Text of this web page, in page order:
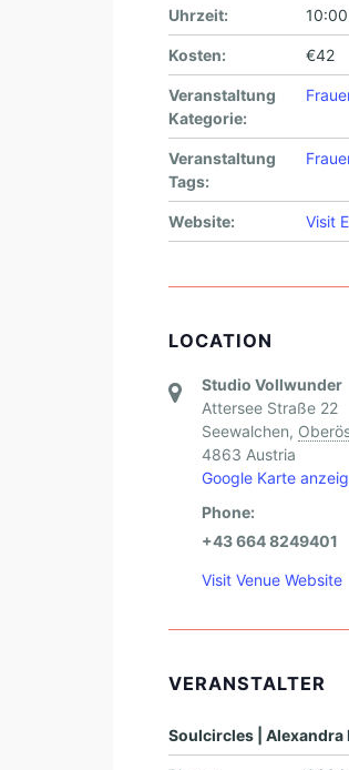
Uhrzeit:
Kosten: €42
Veranstaltung
Kategorie:
Veranstaltung
Tags:
Website: Visit
LOCATION
Studio Vollwunder
Attersee Straße 22
Seewalchen,
4863 Austria
Google Karte
Phone:
+43 664 8249401
Visit Venue Website
VERANSTALTER
Soulcircles | Alexandra